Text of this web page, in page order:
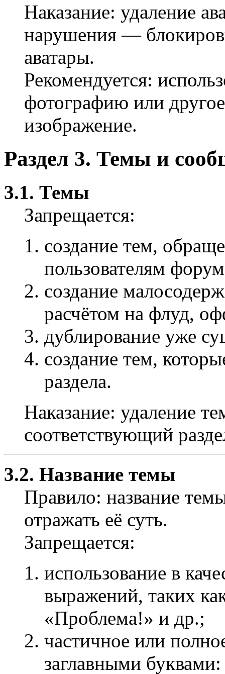
Наказание: удаление
нарушения —
аватары.
Рекомендуется:
фотографию или
изображение.
Раздел 3. Темы и
3.1. Темы
Запрещается:
создание тем,
пользователям
создание
расчётом на флуд,
дублирование уже
создание тем,
раздела.
Наказание: удаление
соответствующий
3.2. Название темы
Правило: название
отражать её суть.
Запрещается:
использование в
выражений, таких
«Проблема!» и др.;
частичное или
заглавными